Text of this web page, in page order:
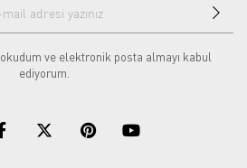
okudum ve elektronik posta almayı kabul
ediyorum.